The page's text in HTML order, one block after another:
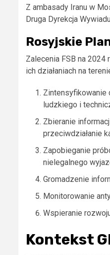
Z ambasady Iranu w
Druga Dyrekcja
Rosyjskie
Zalecenia FSB na
ich działaniach na
Zintensyfikowanie
ludzkiego i
Zbieranie
przeciwdziałanie
Zapobieganie
nielegalnego
Gromadzenie
Monitorowanie
Wspieranie
Kontekst